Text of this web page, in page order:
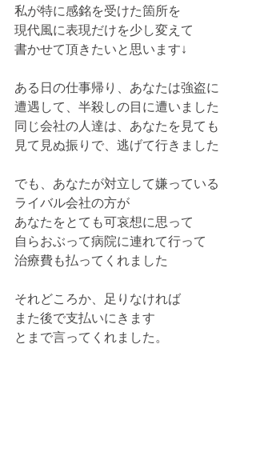
私が特に感銘を受けた箇所を
現代風に表現だけを少し変えて
書かせて頂きたいと思います↓
ある日の仕事帰り、あなたは強盗に
遭遇して、半殺しの目に遭いました
同じ会社の人達は、あなたを見ても
見て見ぬ振りで、逃げて行きました
でも、あなたが対立して嫌っている
ライバル会社の方が
あなたをとても可哀想に思って
自らおぶって病院に連れて行って
治療費も払ってくれました
それどころか、足りなければ
また後で支払いにきます
とまで言ってくれました。